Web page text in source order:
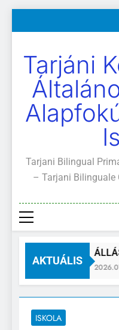
a
Szülői
Kötelező
Szülői
Kötelező
Tarjáni
Tarjani Bilingual
– Tarjani Bilinguale
AKTUÁLIS
ISKOLA